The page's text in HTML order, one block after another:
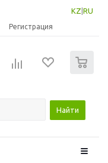
KZ RU
Регистрация
Найти